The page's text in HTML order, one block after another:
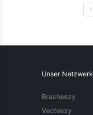
Unser Netzwerk
Brusheezy
Vecteezy